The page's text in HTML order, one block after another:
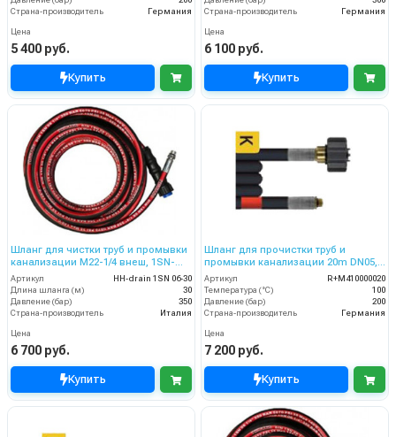
Страна-производитель
Германия
Цена
5 400 руб.
Купить
Страна-производитель
Германия
Цена
6 100 руб.
Купить
Шланг для чистки труб и промывки
канализации M22-1/4 внеш, 1SN-
06,30 м
Артикул
HH-drain 1SN 06-30
Длина шланга (м)
30
Давление (бар)
350
Страна-производитель
Италия
Цена
6 700 руб.
Купить
Шланг для прочистки труб и
промывки канализации 20m DN05,
200bar
Артикул
R+M410000020
Температура (°C)
100
Давление (бар)
200
Страна-производитель
Германия
Цена
7 200 руб.
Купить